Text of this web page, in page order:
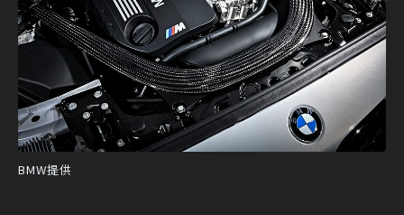
BMW提供